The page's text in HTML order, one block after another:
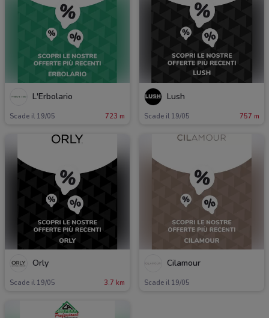
L'Erbolario
Scade il 19/05 723 m
Lush
Scade il 19/05 757 m
Orly
Scade il 19/05 3.7 km
Cilamour
Scade il 19/05